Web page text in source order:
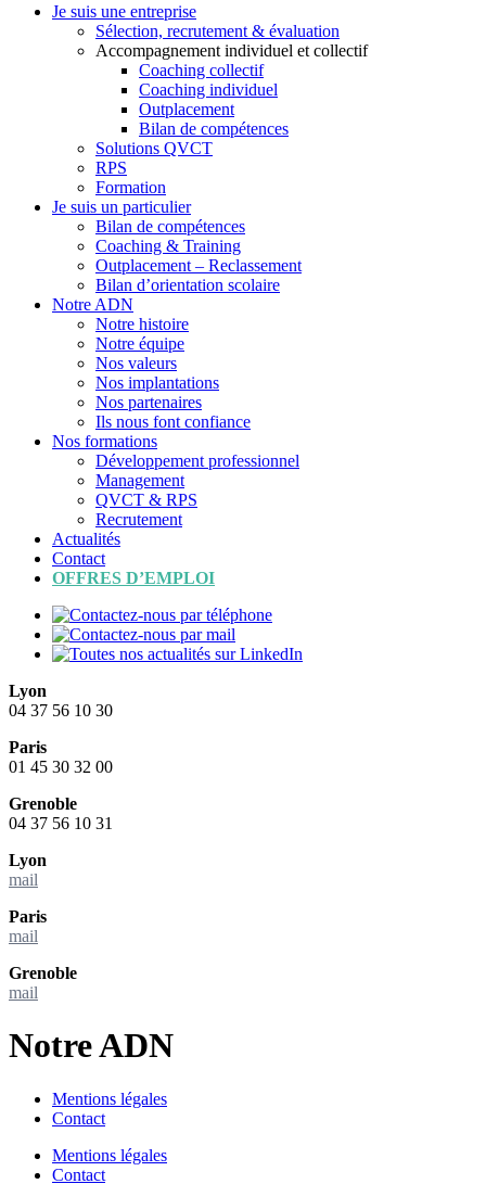
Je suis une entreprise
Sélection, recrutement & évaluation
Accompagnement individuel et collectif
Coaching collectif
Coaching individuel
Outplacement
Bilan de compétences
Solutions QVCT
RPS
Formation
Je suis un particulier
Bilan de compétences
Coaching & Training
Outplacement – Reclassement
Bilan d’orientation scolaire
Notre ADN
Notre histoire
Notre équipe
Nos valeurs
Nos implantations
Nos partenaires
Ils nous font confiance
Nos formations
Développement professionnel
Management
QVCT & RPS
Recrutement
Actualités
Contact
OFFRES D’EMPLOI
Lyon
04 37 56 10 30
Paris
01 45 30 32 00
Grenoble
04 37 56 10 31
Lyon
mail
Paris
mail
Grenoble
mail
Notre ADN
Mentions légales
Contact
Mentions légales
Contact